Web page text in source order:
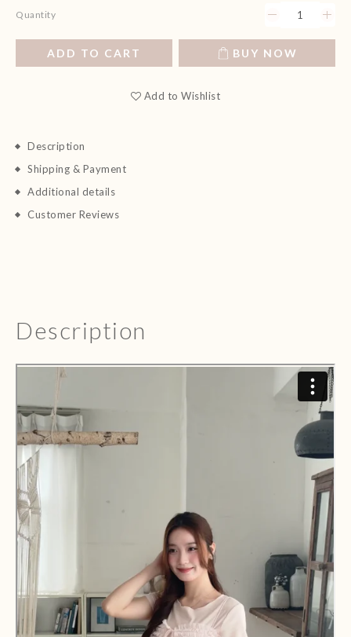
Quantity
ADD TO CART BUY NOW
Add to Wishlist
Description
Shipping & Payment
Additional details
Customer Reviews
Description